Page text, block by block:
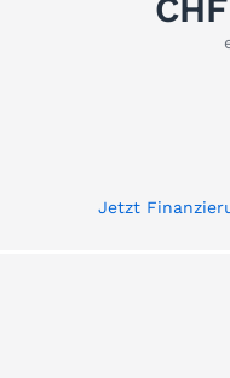
Jetzt